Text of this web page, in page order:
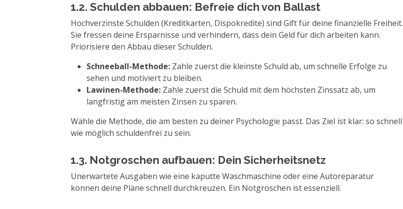
1.2. Schulden abbauen: Befreie dich von Ballast
Hochverzinste Schulden (Kreditkarten, Dispokredite) sind Gift für deine finanzielle Freiheit.
Sie fressen deine Ersparnisse und verhindern, dass dein Geld für dich arbeiten kann.
Priorisiere den Abbau dieser Schulden.
Schneeball-Methode: Zahle zuerst die kleinste Schuld ab, um schnelle Erfolge zu
sehen und motiviert zu bleiben.
Lawinen-Methode: Zahle zuerst die Schuld mit dem höchsten Zinssatz ab, um
langfristig am meisten Zinsen zu sparen.
Wähle die Methode, die am besten zu deiner Psychologie passt. Das Ziel ist klar: so schnell
wie möglich schuldenfrei zu sein.
1.3. Notgroschen aufbauen: Dein Sicherheitsnetz
Unerwartete Ausgaben wie eine kaputte Waschmaschine oder eine Autoreparatur
können deine Pläne schnell durchkreuzen. Ein Notgroschen ist essenziell.